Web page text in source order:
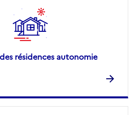
résidences autonomie